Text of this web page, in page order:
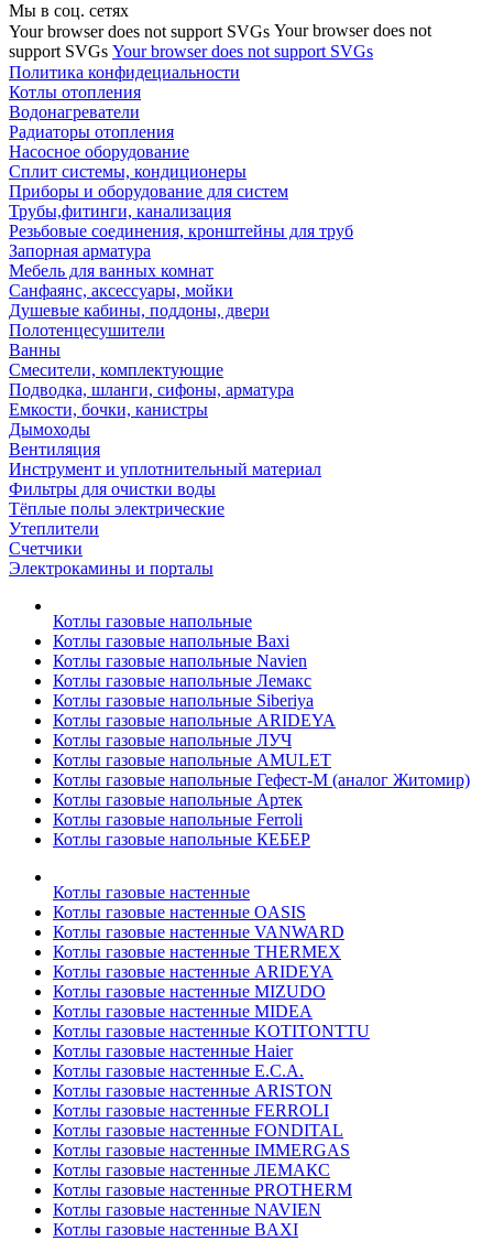
Мы в соц. сетях
Your browser does not support SVGs Your browser does not
support SVGs Your browser does not support SVGs
Политика конфидециальности
Котлы отопления
Водонагреватели
Радиаторы отопления
Насосное оборудование
Сплит системы, кондиционеры
Приборы и оборудование для систем
Трубы,фитинги, канализация
Резьбовые соединения, кронштейны для труб
Запорная арматура
Мебель для ванных комнат
Санфаянс, аксессуары, мойки
Душевые кабины, поддоны, двери
Полотенцесушители
Ванны
Смесители, комплектующие
Подводка, шланги, сифоны, арматура
Емкости, бочки, канистры
Дымоходы
Вентиляция
Инструмент и уплотнительный материал
Фильтры для очистки воды
Тёплые полы электрические
Утеплители
Счетчики
Электрокамины и порталы
Котлы газовые напольные
Котлы газовые напольные Baxi
Котлы газовые напольные Navien
Котлы газовые напольные Лемакс
Котлы газовые напольные Siberiya
Котлы газовые напольные ARIDEYA
Котлы газовые напольные ЛУЧ
Котлы газовые напольные AMULET
Котлы газовые напольные Гефест-М (аналог Житомир)
Котлы газовые напольные Артек
Котлы газовые напольные Ferroli
Котлы газовые напольные КЕБЕР
Котлы газовые настенные
Котлы газовые настенные OASIS
Котлы газовые настенные VANWARD
Котлы газовые настенные THERMEX
Котлы газовые настенные ARIDEYA
Котлы газовые настенные MIZUDO
Котлы газовые настенные MIDEA
Котлы газовые настенные KOTITONTTU
Котлы газовые настенные Haier
Котлы газовые настенные E.C.A.
Котлы газовые настенные ARISTON
Котлы газовые настенные FERROLI
Котлы газовые настенные FONDITAL
Котлы газовые настенные IMMERGAS
Котлы газовые настенные ЛЕМАКС
Котлы газовые настенные PROTHERM
Котлы газовые настенные NAVIEN
Котлы газовые настенные BAXI